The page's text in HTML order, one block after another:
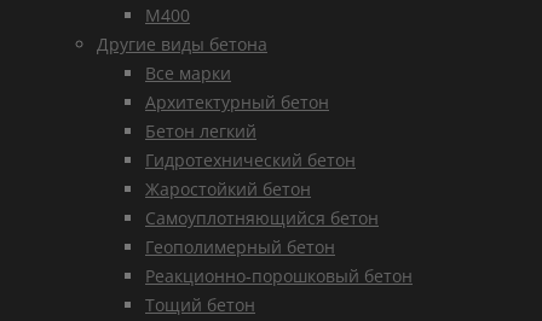
М400
Другие виды бетона
Все марки
Архитектурный бетон
Бетон легкий
Гидротехнический бетон
Жаростойкий бетон
Самоуплотняющийся бетон
Геополимерный бетон
Реакционно-порошковый бетон
Тощий бетон